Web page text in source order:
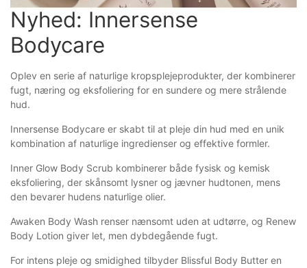
Nyhed: Innersense
Bodycare
Oplev en serie af naturlige kropsplejeprodukter, der kombinerer
fugt, næring og eksfoliering for en sundere og mere strålende
hud.
Innersense Bodycare er skabt til at pleje din hud med en unik
kombination af naturlige ingredienser og effektive formler.
Inner Glow Body Scrub kombinerer både fysisk og kemisk
eksfoliering, der skånsomt lysner og jævner hudtonen, mens
den bevarer hudens naturlige olier.
Awaken Body Wash renser nænsomt uden at udtørre, og Renew
Body Lotion giver let, men dybdegående fugt.
For intens pleje og smidighed tilbyder Blissful Body Butter en